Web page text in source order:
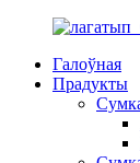
Галоўная
Прадукты